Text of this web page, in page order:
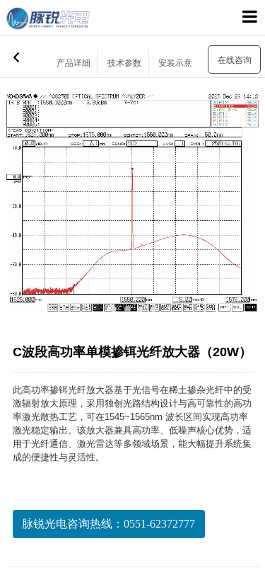
网站首页
关于我们
产品展示
应用领域
新闻资讯
联系我们
产品详细 技术参数 安装示意 在线咨询
C波段高功率单模掺铒光纤放大器（20W）
此高功率掺铒光纤放大器基于光信号在稀土掺杂光纤中的受
激辐射放大原理，采用独创光路结构设计与高可靠性的高功
率激光散热工艺，可在1545~1565nm 波长区间实现高功率
激光稳定输出。该放大器兼具高功率、低噪声核心优势，适
用于光纤通信、激光雷达等多领域场景，能大幅提升系统集
成的便捷性与灵活性。
脉锐光电咨询热线：0551-62372777